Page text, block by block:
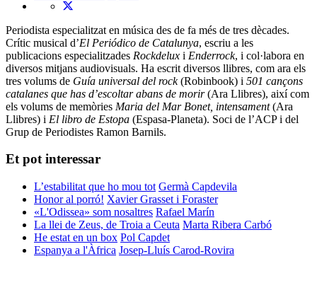
Periodista especialitzat en música des de fa més de tres dècades.
Crític musical d’El Periódico de Catalunya, escriu a les
publicacions especialitzades Rockdelux i Enderrock, i col·labora en
diversos mitjans audiovisuals. Ha escrit diversos llibres, com ara els
tres volums de Guía universal del rock(Robinbook) i 501 cançons
catalanes que has d’escoltar abans de morir(Ara Llibres), així com
els volums de memòries Maria del Mar Bonet, intensament(Ara
Llibres) i El libro de Estopa (Espasa-Planeta). Soci de l’ACP i del
Grup de Periodistes Ramon Barnils.
Et pot interessar
L’estabilitat que ho mou tot Germà Capdevila
Honor al porró! Xavier Grasset i Foraster
«L'Odissea» som nosaltres Rafael Marín
La llei de Zeus, de Troia a Ceuta Marta Ribera Carbó
He estat en un box Pol Capdet
Espanya a l'Àfrica Josep-Lluís Carod-Rovira